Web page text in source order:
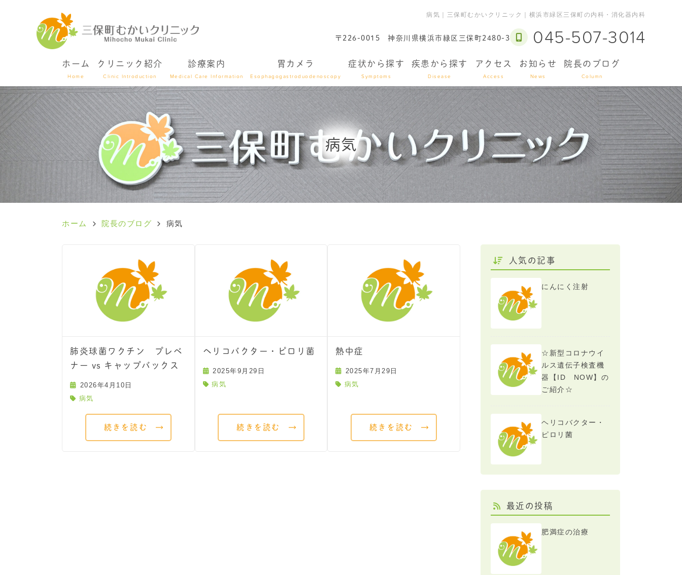
病気｜三保町むかいクリニック｜横浜市緑区三保町の内科・消化器内科
〒226-0015 神奈川県横浜市緑区三保町2480-3 045-507-3014
ホーム
Home
クリニック紹介
Clinic Introduction
診療案内
Medical Care Information
胃カメラ
Esophagogastroduodenoscopy
症状から探す
Symptoms
疾患から探す
Disease
アクセス
Access
お知らせ
News
院長のブログ
Column
病気
ホーム 院長のブログ 病気
肺炎球菌ワクチン プレベ
ナー vs キャップバックス
2026年4月10日
病気
続きを読む
ヘリコバクター・ピロリ菌
2025年9月29日
病気
続きを読む
熱中症
2025年7月29日
病気
続きを読む
人気の記事
にんにく注射
☆新型コロナウイ
ルス遺伝子検査機
器【ID NOW】の
ご紹介☆
ヘリコバクター・
ピロリ菌
最近の投稿
肥満症の治療